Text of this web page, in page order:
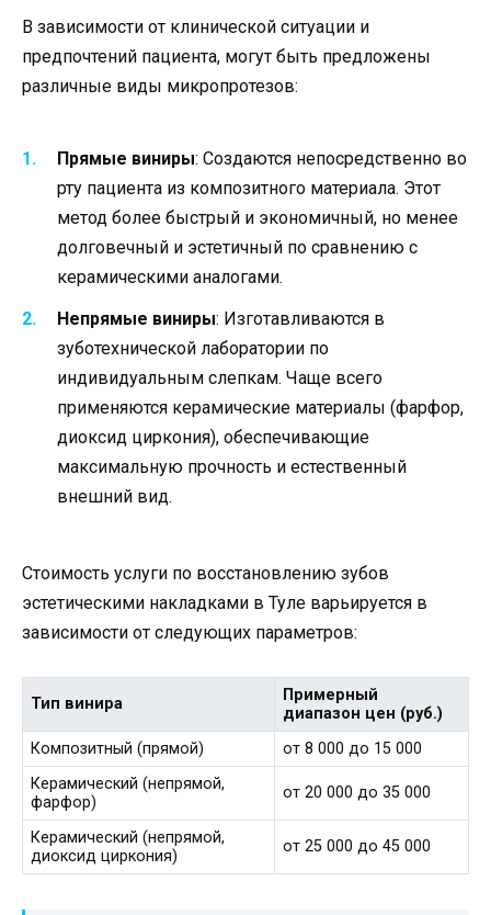
В зависимости от клинической ситуации и
предпочтений пациента, могут быть предложены
различные виды микропротезов:
Прямые виниры: Создаются непосредственно во
рту пациента из композитного материала. Этот
метод более быстрый и экономичный, но менее
долговечный и эстетичный по сравнению с
керамическими аналогами.
Непрямые виниры: Изготавливаются в
зуботехнической лаборатории по
индивидуальным слепкам. Чаще всего
применяются керамические материалы (фарфор,
диоксид циркония), обеспечивающие
максимальную прочность и естественный
внешний вид.
Стоимость услуги по восстановлению зубов
эстетическими накладками в Туле варьируется в
зависимости от следующих параметров:
Тип винира
Примерный
диапазон цен (руб.)
Композитный (прямой)
от 8 000 до 15 000
Керамический (непрямой,
фарфор)
от 20 000 до 35 000
Керамический (непрямой,
диоксид циркония)
от 25 000 до 45 000